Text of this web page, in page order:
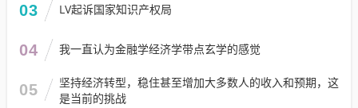
03 LV起诉国家知识产权局
04 我一直认为金融学经济学带点玄学的感觉
05
坚持经济转型，稳住甚至增加大多数人的收入和预期，这
是当前的挑战